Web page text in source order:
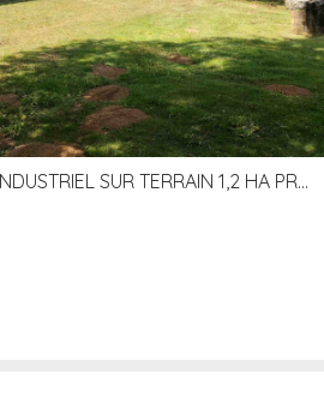
A VENDRE - BÂTIMENT INDUSTRIEL SUR TERRAIN 1,2 HA PROCHE ÉCHANGEUR A10 - SOUDAN (79)